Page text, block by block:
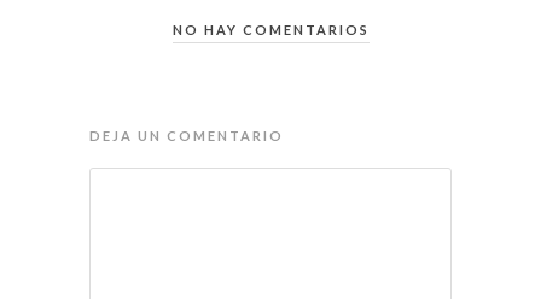
NO HAY COMENTARIOS
DEJA UN COMENTARIO